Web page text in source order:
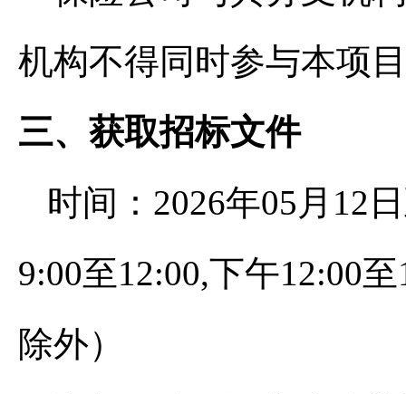
机构不得同时参与本项
三、获取招标文件
时间：2026年05月12
9:00至12:00,下午12:00
除外）